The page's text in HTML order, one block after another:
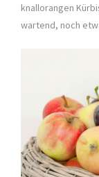
knallorangen
wartend, noch